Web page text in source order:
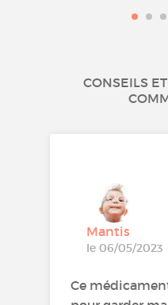
CONSEILS
Mantis
le 06/05/2023
Ce